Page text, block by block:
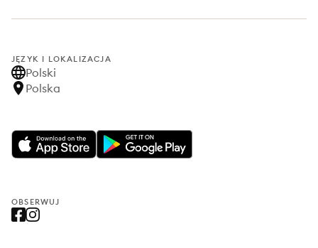
JĘZYK I LOKALIZACJA
Polski
Polska
OBSERWUJ